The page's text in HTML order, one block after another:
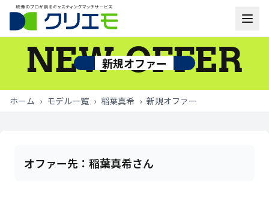
モデル一覧
新規オファー
NEW OFFER
ホーム › モデル一覧 › 稲葉真希 › 新規オファー
オファー先： 稲葉真希さん